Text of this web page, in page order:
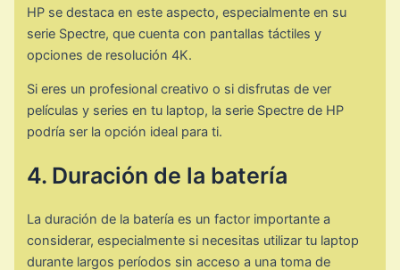
HP se destaca en este aspecto, especialmente en su
serie Spectre, que cuenta con pantallas táctiles y
opciones de resolución 4K.
Si eres un profesional creativo o si disfrutas de ver
películas y series en tu laptop, la serie Spectre de HP
podría ser la opción ideal para ti.
4. Duración de la batería
La duración de la batería es un factor importante a
considerar, especialmente si necesitas utilizar tu laptop
durante largos períodos sin acceso a una toma de